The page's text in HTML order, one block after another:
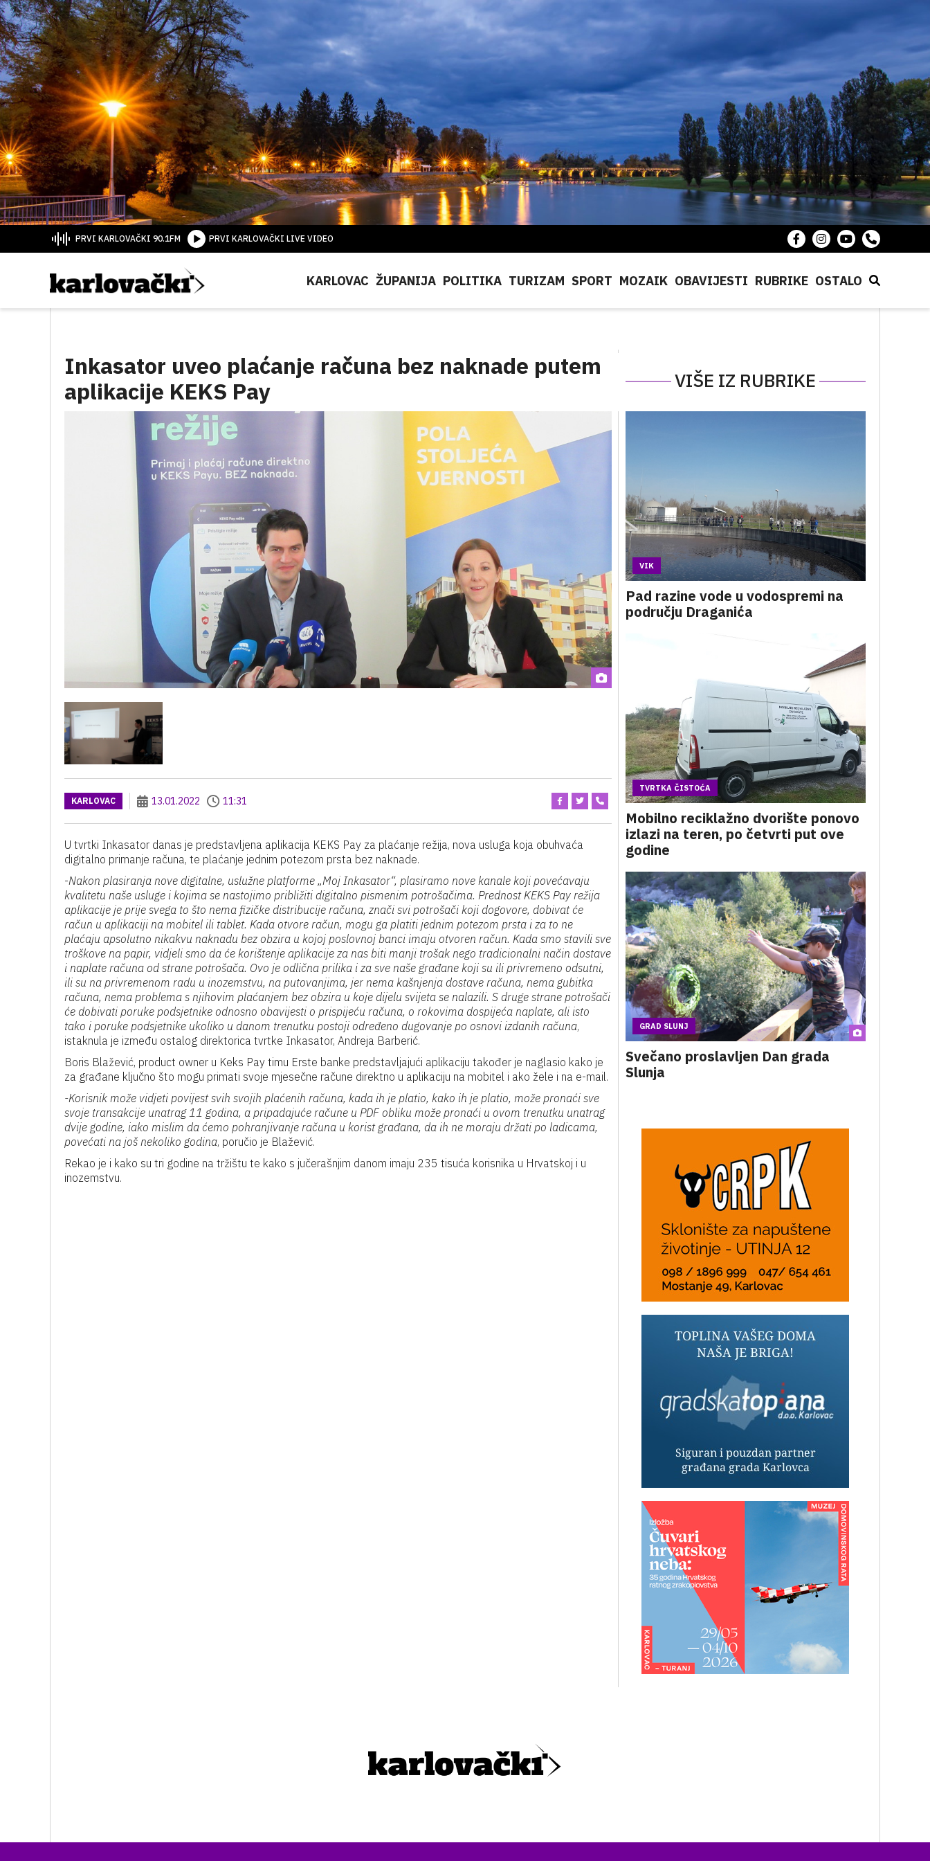
PRVI KARLOVAČKI 90.1FM PRVI KARLOVAČKI LIVE VIDEO
KARLOVAC ŽUPANIJA POLITIKA TURIZAM SPORT MOZAIK OBAVIJESTI RUBRIKE OSTALO
Inkasator uveo plaćanje računa bez naknade putem
aplikacije KEKS Pay
VIŠE IZ RUBRIKE
KARLOVAC 13.01.2022 11:31
U tvrtki Inkasator danas je predstavljena aplikacija KEKS Pay za plaćanje režija, nova usluga koja obuhvaća
digitalno primanje računa, te plaćanje jednim potezom prsta bez naknade.
-Nakon plasiranja nove digitalne, uslužne platforme „Moj Inkasator“, plasiramo nove kanale koji povećavaju
kvalitetu naše usluge i kojima se nastojimo približiti digitalno pismenim potrošačima. Prednost KEKS Pay režija
aplikacije je prije svega to što nema fizičke distribucije računa, znači svi potrošači koji dogovore, dobivat će
račun u aplikaciji na mobitel ili tablet. Kada otvore račun, mogu ga platiti jednim potezom prsta i za to ne
plaćaju apsolutno nikakvu naknadu bez obzira u kojoj poslovnoj banci imaju otvoren račun. Kada smo stavili sve
troškove na papir, vidjeli smo da će korištenje aplikacije za nas biti manji trošak nego tradicionalni način dostave
i naplate računa od strane potrošača. Ovo je odlična prilika i za sve naše građane koji su ili privremeno odsutni,
ili su na privremenom radu u inozemstvu, na putovanjima, jer nema kašnjenja dostave računa, nema gubitka
računa, nema problema s njihovim plaćanjem bez obzira u koje dijelu svijeta se nalazili. S druge strane potrošači
će dobivati poruke podsjetnike odnosno obavijesti o prispijeću računa, o rokovima dospijeća naplate, ali isto
tako i poruke podsjetnike ukoliko u danom trenutku postoji određeno dugovanje po osnovi izdanih računa,
istaknula je između ostalog direktorica tvrtke Inkasator, Andreja Barberić.
Boris Blažević, product owner u Keks Pay timu Erste banke predstavljajući aplikaciju također je naglasio kako je
za građane ključno što mogu primati svoje mjesečne račune direktno u aplikaciju na mobitel i ako žele i na e-mail.
-Korisnik može vidjeti povijest svih svojih plaćenih računa, kada ih je platio, kako ih je platio, može pronaći sve
svoje transakcije unatrag 11 godina, a pripadajuće račune u PDF obliku može pronaći u ovom trenutku unatrag
dvije godine, iako mislim da ćemo pohranjivanje računa u korist građana, da ih ne moraju držati po ladicama,
povećati na još nekoliko godina, poručio je Blažević.
Rekao je i kako su tri godine na tržištu te kako s jučerašnjim danom imaju 235 tisuća korisnika u Hrvatskoj i u
inozemstvu.
VIK
Pad razine vode u vodospremi na
području Draganića
TVRTKA ČISTOĆA
Mobilno reciklažno dvorište ponovo
izlazi na teren, po četvrti put ove
godine
GRAD SLUNJ
Svečano proslavljen Dan grada
Slunja